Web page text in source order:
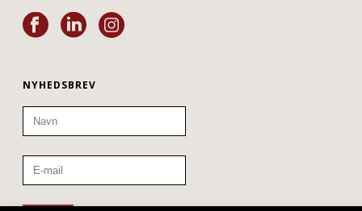
NYHEDSBREV